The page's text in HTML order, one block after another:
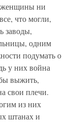
женщины ни
что могли,
заводы,
одним
подумать о
у них война
выжить,
свои плечи.
из них
штанах и